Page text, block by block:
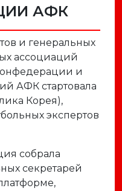
АФК
и генеральных
ассоциаций
и
АФК стартовала
Корея),
экспертов
собрала
секретарей